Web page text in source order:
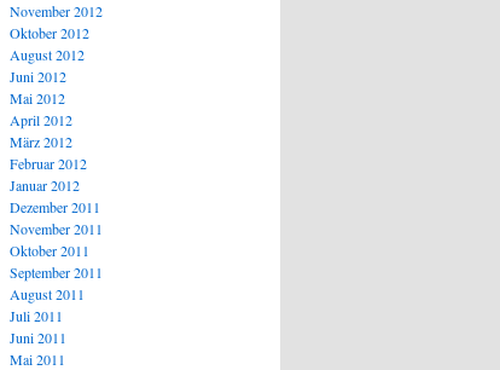
November 2012
Oktober 2012
August 2012
Juni 2012
Mai 2012
April 2012
März 2012
Februar 2012
Januar 2012
Dezember 2011
November 2011
Oktober 2011
September 2011
August 2011
Juli 2011
Juni 2011
Mai 2011